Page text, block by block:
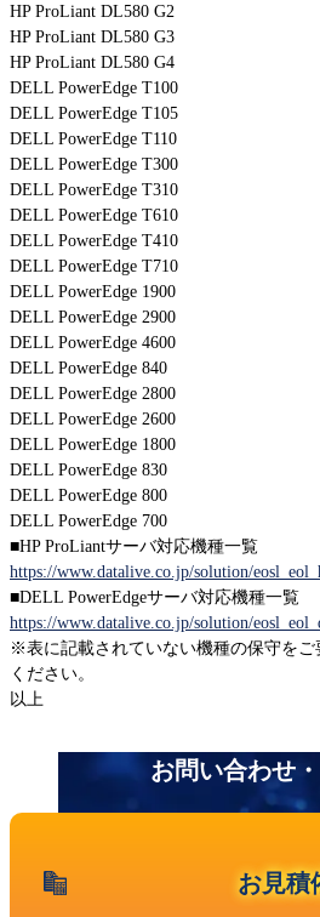
Ciscoファイアウォール
Cisco UCSサーバー
Juniper EX・QFX
Juniper MX,ERXルータ
Juniper SRX・SSG
Allied Telesis、YAMAHA、Fortinet
Fujitsu
IBM Lenovoサーバー
NEC
Hitachi
サービス
第三者保守
データセンター撤去/買取
データライブの強み
データライブの保守品質
国内最大の保守パーツ備蓄量
導入事例
セキュアIT機器適正処分(ITAD)
データライブの考えるセキュリテ
企業情報
会社概要
企業理念
第三者保守という⾔葉について
お問い合わせ
HP ProLiant DL580 G2
HP ProLiant DL580 G3
HP ProLiant DL580 G4
DELL PowerEdge T100
DELL PowerEdge T105
DELL PowerEdge T110
DELL PowerEdge T300
DELL PowerEdge T310
DELL PowerEdge T610
DELL PowerEdge T410
DELL PowerEdge T710
DELL PowerEdge 1900
DELL PowerEdge 2900
DELL PowerEdge 4600
DELL PowerEdge 840
DELL PowerEdge 2800
DELL PowerEdge 2600
DELL PowerEdge 1800
DELL PowerEdge 830
DELL PowerEdge 800
DELL PowerEdge 700
■HP ProLiantサーバ対応機種一覧
https://www.datalive.co.jp/solution/
■DELL PowerEdgeサーバ対応機種一覧
https://www.datalive.co.jp/solution/
※表に記載されていない機種の保守を
ください。
以上
お問い合わせ
お見積